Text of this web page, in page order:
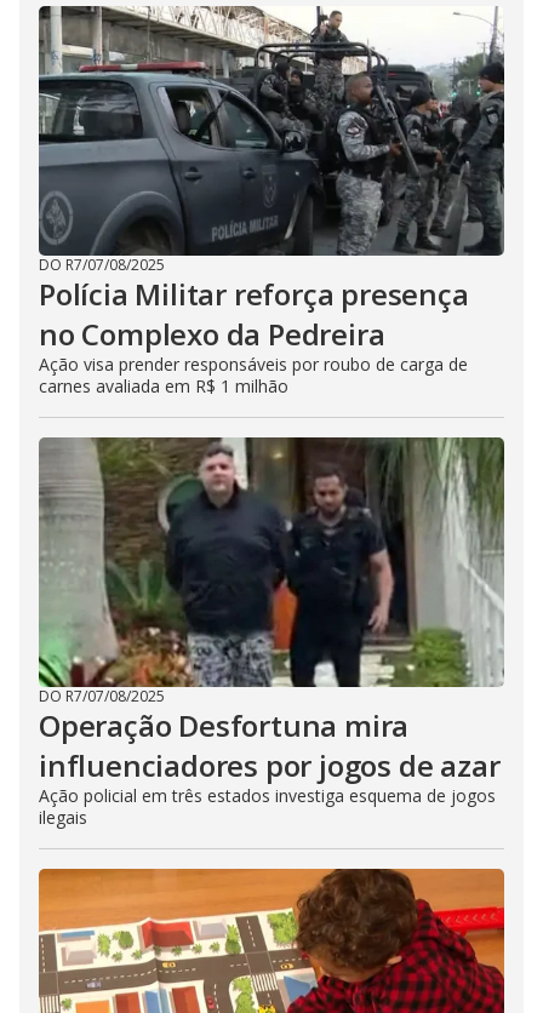
DO R7/07/08/2025
Polícia Militar reforça presença
no Complexo da Pedreira
Ação visa prender responsáveis por roubo de carga de
carnes avaliada em R$ 1 milhão
DO R7/07/08/2025
Operação Desfortuna mira
influenciadores por jogos de azar
Ação policial em três estados investiga esquema de jogos
ilegais